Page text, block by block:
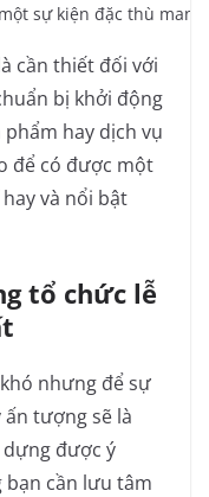
sự kiện đặc thù
cần thiết đối với
bị khởi động
hay dịch vụ
để có được một
và nổi bật
tổ chức lễ
nhưng để sự
tượng sẽ là
được ý
cần lưu tâm